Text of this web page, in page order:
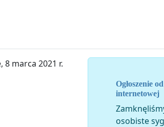
8 marca 2021 r.
Ogłoszenie
internetowej
osobiste